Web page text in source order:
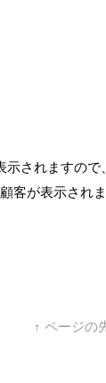
示されますので
客が表示され
↑ ページの